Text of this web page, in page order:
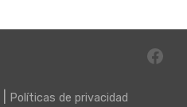
Políticas de privacidad